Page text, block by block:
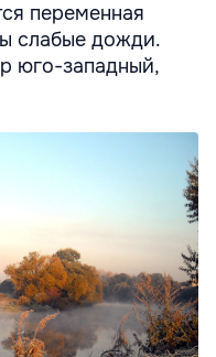
переменная
слабые дожди.
юго-западный,